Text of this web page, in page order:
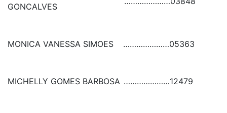
GONCALVES
MONICA VANESSA SIMOES …………………05363
MICHELLY GOMES BARBOSA …………………12479